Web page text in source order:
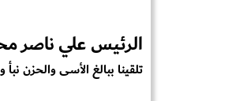
الرئيس علي ناصر
تلقينا ببالغ الأسى والحزن